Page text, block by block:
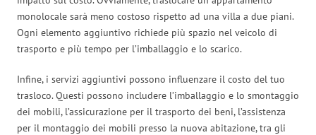
monolocale sarà meno costoso rispetto ad una villa a due piani.
Ogni elemento aggiuntivo richiede più spazio nel veicolo di
trasporto e più tempo per l’imballaggio e lo scarico.
Infine, i servizi aggiuntivi possono influenzare il costo del tuo
trasloco. Questi possono includere l’imballaggio e lo smontaggio
dei mobili, l’assicurazione per il trasporto dei beni, l’assistenza
per il montaggio dei mobili presso la nuova abitazione, tra gli